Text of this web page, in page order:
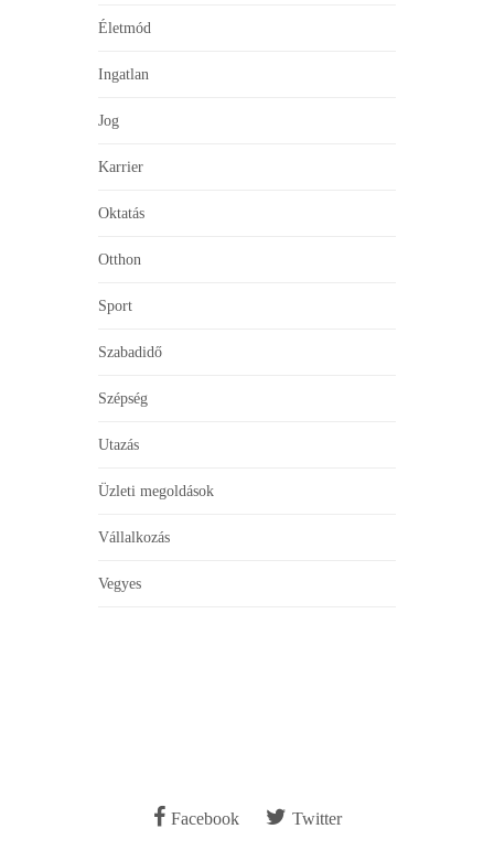
Életmód
Ingatlan
Jog
Karrier
Oktatás
Otthon
Sport
Szabadidő
Szépség
Utazás
Üzleti megoldások
Vállalkozás
Vegyes
Facebook Twitter